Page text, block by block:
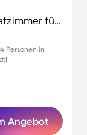
Schöne Ferienwohnung mit 1 Schlafzimmer für 4 Personen
Personen in
Angebot